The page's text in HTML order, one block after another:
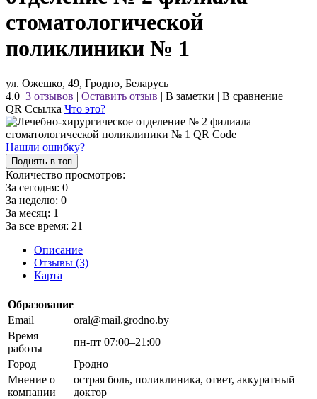
стоматологической
поликлиники № 1
ул. Ожешко, 49, Гродно, Беларусь
4.0 3 отзывов | Оставить отзыв | В заметки | В сравнение
QR Ссылка Что это?
Нашли ошибку?
Поднять в топ
Количество просмотров:
За сегодня: 0
За неделю: 0
За месяц: 1
За все время: 21
Описание
Отзывы (3)
Карта
Образование
Email
oral@mail.grodno.by
Время
работы
пн-пт 07:00–21:00
Город
Гродно
Мнение о
компании
острая боль, поликлиника, ответ, аккуратный
доктор